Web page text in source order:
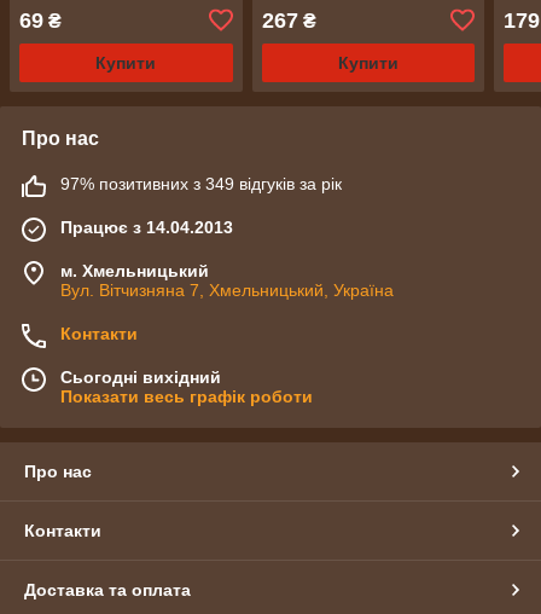
69 ₴
Купити
267₴
Купити
179
Про нас
97% позитивних з 349 відгуків за рік
Працює з 14.04.2013
м. Хмельницький
Вул. Вітчизняна 7, Хмельницький, Україна
Контакти
Сьогодні вихідний
Показати весь графік роботи
Про нас
Контакти
Доставка та оплата